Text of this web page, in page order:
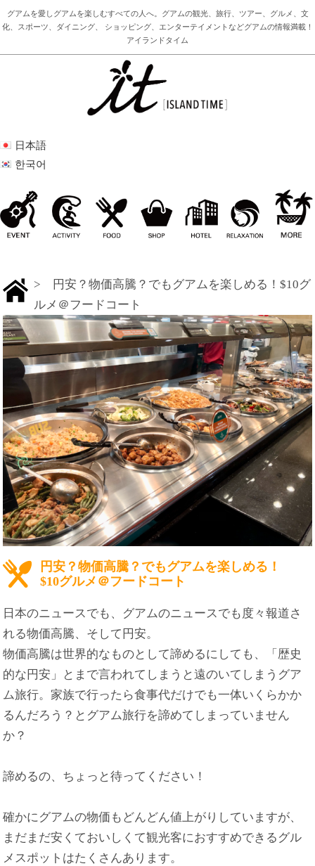
グアムを愛しグアムを楽しむすべての人へ。グアムの観光、旅行、ツアー、グルメ、文
化、スポーツ、ダイニング、 ショッピング、エンターテイメントなどグアムの情報満載！
アイランドタイム
日本語
한국어
> 円安？物価高騰？でもグアムを楽しめる！$10グ
ルメ＠フードコート
円安？物価高騰？でもグアムを楽しめる！
$10グルメ＠フードコート
日本のニュースでも、グアムのニュースでも度々報道さ
れる物価高騰、そして円安。
物価高騰は世界的なものとして諦めるにしても、「歴史
的な円安」とまで言われてしまうと遠のいてしまうグア
ム旅行。家族で行ったら食事代だけでも一体いくらかか
るんだろう？とグアム旅行を諦めてしまっていません
か？
諦めるの、ちょっと待ってください！
確かにグアムの物価もどんどん値上がりしていますが、
まだまだ安くておいしくて観光客におすすめできるグル
メスポットはたくさんあります。